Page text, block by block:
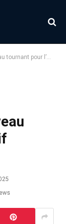
l’exécutif français